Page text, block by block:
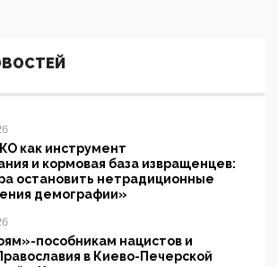
как инструмент
и кормовая база извращенцев:
остановить нетрадиционные
демографии»
пособникам нацистов и
в Киево-Печерской